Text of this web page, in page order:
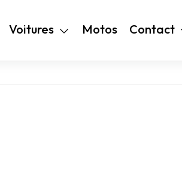
Voitures Motos Contact